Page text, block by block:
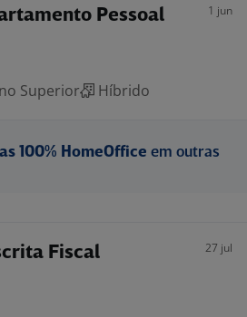
Pessoal 1 jun
Superior Híbrido
100% HomeOffice em outras
Fiscal 27 jul